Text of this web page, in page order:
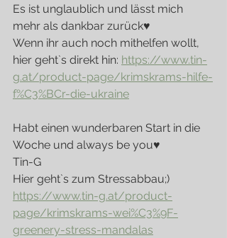
Es ist unglaublich und lässt mich
mehr als dankbar zurück♥
Wenn ihr auch noch mithelfen wollt,
hier geht`s direkt hin: https://www.tin-
g.at/product-page/krimskrams-hilfe-
f%C3%BCr-die-ukraine
Habt einen wunderbaren Start in die
Woche und always be you♥
Tin-G
Hier geht`s zum Stressabbau;)
https://www.tin-g.at/product-
page/krimskrams-wei%C3%9F-
greenery-stress-mandalas